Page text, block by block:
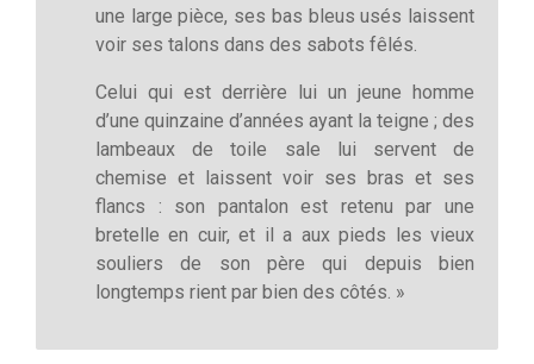
une large pièce, ses bas bleus usés laissent
voir ses talons dans des sabots fêlés.
Celui qui est derrière lui un jeune homme
d’une quinzaine d’années ayant la teigne ; des
lambeaux de toile sale lui servent de
chemise et laissent voir ses bras et ses
flancs : son pantalon est retenu par une
bretelle en cuir, et il a aux pieds les vieux
souliers de son père qui depuis bien
longtemps rient par bien des côtés. »